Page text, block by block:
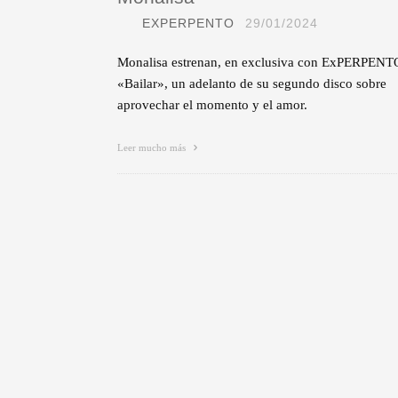
EXPERPENTO 29/01/2024
Monalisa estrenan, en exclusiva con
«Bailar», un adelanto de su segundo disco sobre
aprovechar el momento y el amor.
Leer mucho más